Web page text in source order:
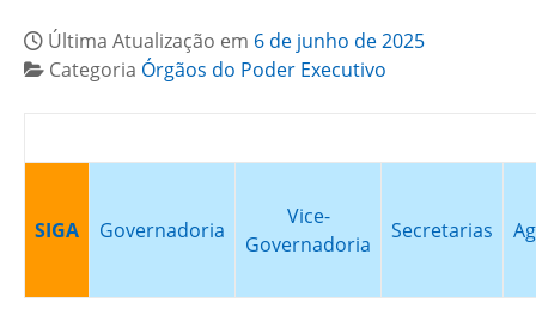
Última Atualização em 6 de junho de 2025
Categoria Órgãos do Poder Executivo
SIGA Governadoria
Vice-
Governadoria
Secretarias